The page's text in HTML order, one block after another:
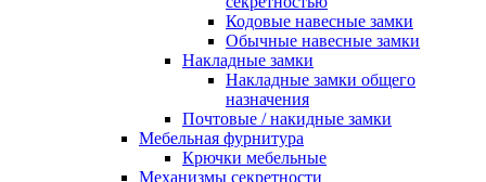
Кодовые навесные замки
Обычные навесные замки
Накладные замки
Накладные замки общего
назначения
Почтовые / накидные замки
Мебельная фурнитура
Крючки мебельные
Механизмы секретности